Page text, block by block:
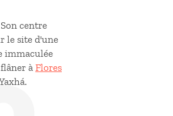
centre
le site d'une
immaculée
à Flores